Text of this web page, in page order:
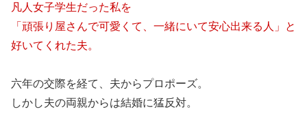
凡人女子学生だった私を
「頑張り屋さんで可愛くて、一緒にいて安心出来る人」と
好いてくれた夫。
六年の交際を経て、夫からプロポーズ。
しかし夫の両親からは結婚に猛反対。